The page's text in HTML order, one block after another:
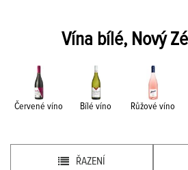
Vína bílé, Nový
Červené víno Bílé víno Růžové víno
ŘAZENÍ